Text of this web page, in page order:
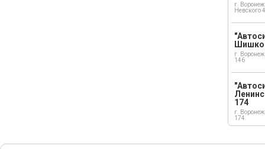
г.
Невского
г.
146
174
г.
174